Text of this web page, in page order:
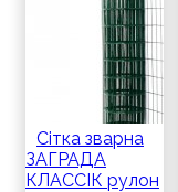
Сітка зварна
ЗАГРАДА
КЛАССІК рулон